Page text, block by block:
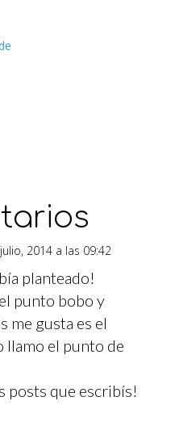
2014 a las 09:42
planteado!
punto bobo y
me gusta es el
llamo el punto de
posts que escribís!